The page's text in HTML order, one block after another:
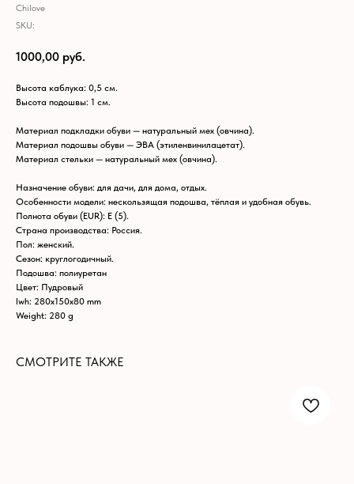
Chilove
SKU:
1000,00 руб.
Высота каблука: 0,5 см.
Высота подошвы: 1 см.
Материал подкладки обуви — натуральный мех (овчина).
Материал подошвы обуви — ЭВА (этиленвинилацетат).
Материал стельки — натуральный мех (овчина).
Назначение обуви: для дачи, для дома, отдых.
Особенности модели: нескользящая подошва, тёплая и удобная обувь.
Полнота обуви (EUR): E (5).
Страна производства: Россия.
Пол: женский.
Сезон: круглогодичный.
Подошва: полиуретан
Цвет: Пудровый
lwh: 280x150x80 mm
Weight: 280 g
СМОТРИТЕ ТАКЖЕ